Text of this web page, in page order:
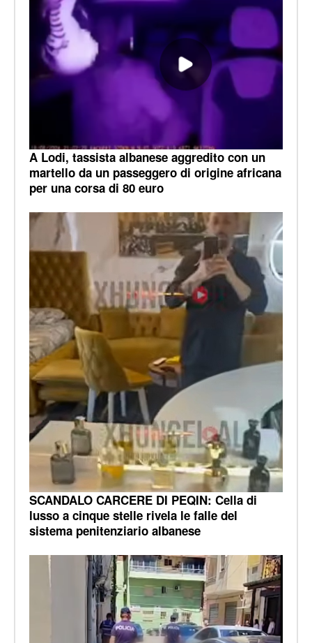
A Lodi, tassista albanese aggredito con un
martello da un passeggero di origine africana
per una corsa di 80 euro
SCANDALO CARCERE DI PEQIN: Cella di
lusso a cinque stelle rivela le falle del
sistema penitenziario albanese